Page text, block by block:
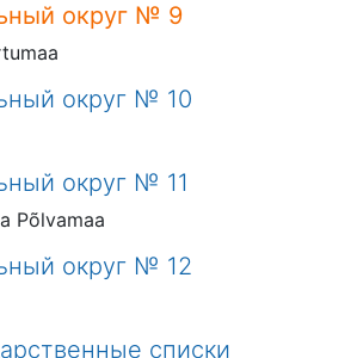
округ № 9
округ № 10
округ № 11
Põlvamaa
округ № 12
списки